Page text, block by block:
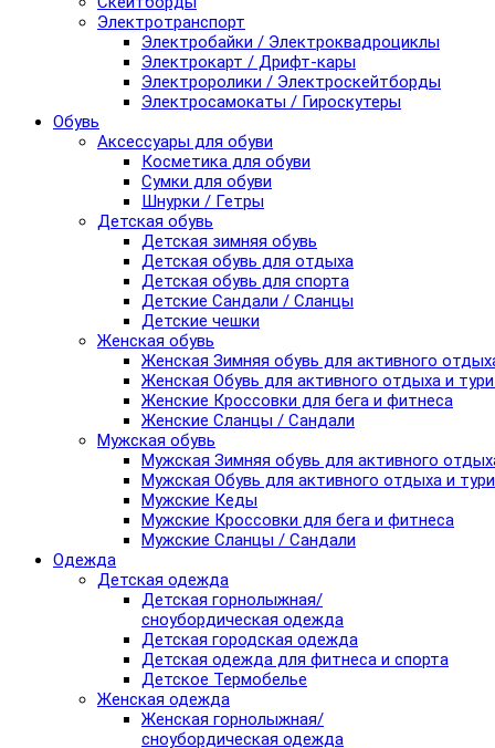
Электротранспорт
Электробайки / Электроквадроциклы
Электрокарт / Дрифт-кары
Электроролики / Электроскейтборды
Электросамокаты / Гироскутеры
Обувь
Аксессуары для обуви
Косметика для обуви
Сумки для обуви
Шнурки / Гетры
Детская обувь
Детская зимняя обувь
Детская обувь для отдыха
Детская обувь для спорта
Детские Сандали / Сланцы
Детские чешки
Женская обувь
Женская Зимняя обувь для активного
Женская Обувь для активного отдыха и
Женские Кроссовки для бега и фитнеса
Женские Сланцы / Сандали
Мужская обувь
Мужская Зимняя обувь для активного
Мужская Обувь для активного отдыха и
Мужские Кеды
Мужские Кроссовки для бега и фитнеса
Мужские Сланцы / Сандали
Одежда
Детская одежда
Детская горнолыжная/
сноубордическая одежда
Детская городская одежда
Детская одежда для фитнеса и спорта
Детское Термобелье
Женская одежда
Женская горнолыжная/
сноубордическая одежда